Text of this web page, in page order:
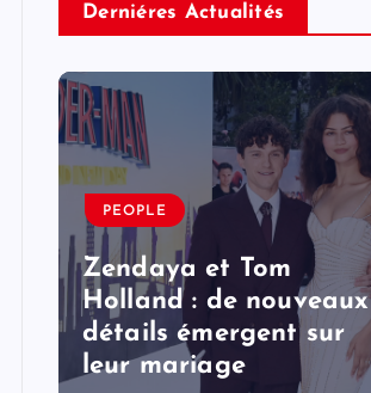
Derniéres Actualités
PEOPLE
Zendaya et Tom
Holland : de nouveaux
détails émergent sur
leur mariage